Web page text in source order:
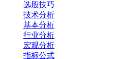
选股技巧
技术分析
基本分析
行业分析
宏观分析
指标公式